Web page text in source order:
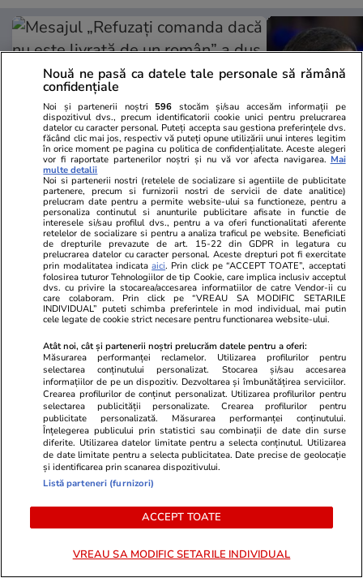
Mediafax.ro
Mesajul „Refuzați comanda dacă
nu este livrată de un român” a
dus la un dosar PENAL
StirileKanalD.ro
Sorin
lui Veștea
PROMO
Nouă ne pasă ca datele tale personale să rămână
confidențiale
Noi și partenerii noștri 596 stocăm și/sau accesăm informații pe
dispozitivul dvs., precum identificatorii cookie unici pentru prelucrarea
datelor cu caracter personal. Puteți accepta sau gestiona preferințele dvs.
făcând clic mai jos, respectiv vă puteți opune utilizării unui interes legitim
în orice moment pe pagina cu politica de confidențialitate. Aceste alegeri
vor fi raportate partenerilor noștri și nu vă vor afecta navigarea. Mai
multe detalii
Noi si partenerii nostri (retelele de socializare si agentiile de publicitate
partenere, precum si furnizorii nostri de servicii de date analitice)
prelucram date pentru a permite website-ului sa functioneze, pentru a
personaliza continutul si anunturile publicitare afisate in functie de
interesele si/sau profilul dvs., pentru a va oferi functionalitati aferente
retelelor de socializare si pentru a analiza traficul pe website. Beneficiati
de drepturile prevazute de art. 15-22 din GDPR in legatura cu
prelucrarea datelor cu caracter personal. Aceste drepturi pot fi exercitate
prin modalitatea indicataaici. Prin click pe “ACCEPT TOATE”, acceptati
folosirea tuturor Tehnologiilor de tip Cookie, care implica inclusiv acceptul
dvs. cu privire la stocarea/accesarea informatiilor de catre Vendor-ii cu
care colaboram. Prin click pe “VREAU SA MODIFIC SETARILE
INDIVIDUAL” puteti schimba preferintele in mod individual, mai putin
cele legate de cookie strict necesare pentru functionarea website-ului.
Atât noi, cât și partenerii noștri prelucrăm datele pentru a oferi:
Măsurarea performanței reclamelor. Utilizarea profilurilor pentru
selectarea conținutului personalizat. Stocarea și/sau accesarea
informațiilor de pe un dispozitiv. Dezvoltarea și îmbunătățirea serviciilor.
Crearea profilurilor de conținut personalizat. Utilizarea profilurilor pentru
selectarea publicității personalizate. Crearea profilurilor pentru
publicitate personalizată. Măsurarea performanței conținutului.
Înțelegerea publicului prin statistici sau combinații de date din surse
diferite. Utilizarea datelor limitate pentru a selecta conținutul. Utilizarea
de date limitate pentru a selecta publicitatea. Date precise de geolocație
și identificarea prin scanarea dispozitivului.
Listă parteneri (furnizori)
ACCEPT TOATE
VREAU SA MODIFIC SETARILE INDIVIDUAL